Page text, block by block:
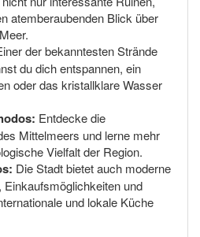
atemberaubenden Blick über
der bekanntesten Strände
du dich entspannen, ein
oder das kristallklare Wasser
Entdecke die
Mittelmeers und lerne mehr
Vielfalt der Region.
Die Stadt bietet auch moderne
und
und lokale Küche